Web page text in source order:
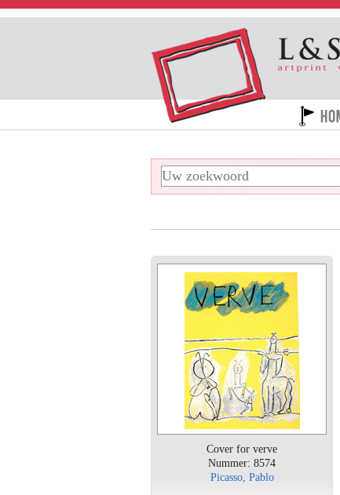
Cover for verve
Nummer: 8574
Picasso, Pablo